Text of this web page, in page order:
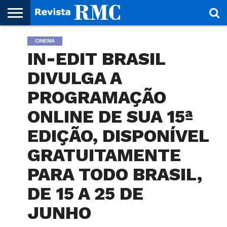
HOME
REVISTA
PROJETO
RMC – 20
ARTE &
NOTÍCIAS
EDIÇÕES
PARCEIROS
FAÇA
SITE!
FALECINEMA
IN-EDIT BRASIL
DIVULGA A
PROGRAMAÇÃO
ONLINE DE SUA 15ª
EDIÇÃO, DISPONÍVEL
GRATUITAMENTE
PARA TODO BRASIL,
DE 15 A 25 DE
JUNHO